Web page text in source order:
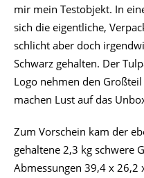
mir mein Testobjekt. In
sich die eigentliche,
schlicht aber doch
Schwarz gehalten. Der
Logo nehmen den
machen Lust auf das
Zum Vorschein kam der
gehaltene 2,3 kg schwere
Abmessungen 39,4 x 26,2